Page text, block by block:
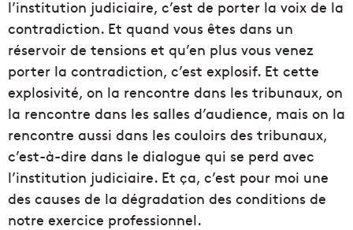
l’institution judiciaire, c’est de porter la voix de la
contradiction. Et quand vous êtes dans un
réservoir de tensions et qu’en plus vous venez
porter la contradiction, c’est explosif. Et cette
explosivité, on la rencontre dans les tribunaux, on
la rencontre dans les salles d’audience, mais on la
rencontre aussi dans les couloirs des tribunaux,
c’est-à-dire dans le dialogue qui se perd avec
l’institution judiciaire. Et ça, c’est pour moi une
des causes de la dégradation des conditions de
notre exercice professionnel.